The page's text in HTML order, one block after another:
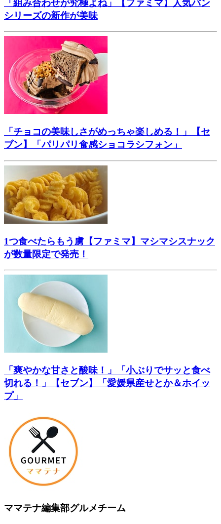
「組み合わせが究極よね」【ファミマ】人気パン
シリーズの新作が美味
「チョコの美味しさがめっちゃ楽しめる！」【セ
ブン】「パリパリ食感ショコラシフォン」
1つ食べたらもう虜【ファミマ】マシマシスナック
が数量限定で発売！
「爽やかな甘さと酸味！」「小ぶりでサッと食べ
切れる！」【セブン】「愛媛県産せとか＆ホイッ
プ」
ママテナ編集部グルメチーム